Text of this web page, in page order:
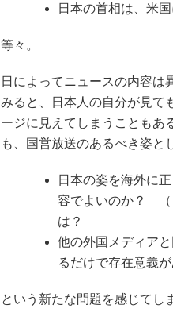
日本の首相は、米
等々。
日によってニュースの内容は
みると、日本人の自分が見て
ージに見えてしまうこともあ
も、国営放送のあるべき姿と
日本の姿を海外に
容でよいのか？ （
は？
他の外国メディア
るだけで存在意義が
という新たな問題を感じてし